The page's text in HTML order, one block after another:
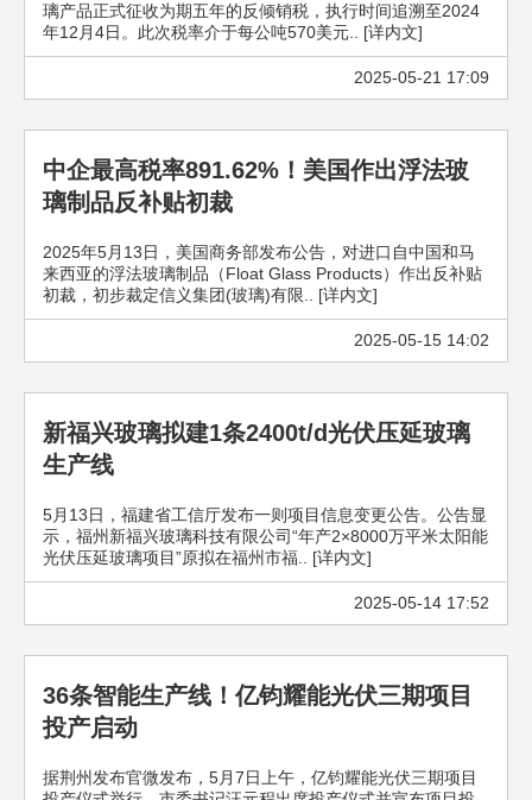
璃产品正式征收为期五年的反倾销税，执行时间追溯至2024
年12月4日。此次税率介于每公吨570美元.. [详内文]
2025-05-21 17:09
中企最高税率891.62%！美国作出浮法玻
璃制品反补贴初裁
2025年5月13日，美国商务部发布公告，对进口自中国和马
来西亚的浮法玻璃制品（Float Glass Products）作出反补贴
初裁，初步裁定信义集团(玻璃)有限.. [详内文]
2025-05-15 14:02
新福兴玻璃拟建1条2400t/d光伏压延玻璃
生产线
5月13日，福建省工信厅发布一则项目信息变更公告。公告显
示，福州新福兴玻璃科技有限公司“年产2×8000万平米太阳能
光伏压延玻璃项目”原拟在福州市福.. [详内文]
2025-05-14 17:52
36条智能生产线！亿钧耀能光伏三期项目
投产启动
据荆州发布官微发布，5月7日上午，亿钧耀能光伏三期项目